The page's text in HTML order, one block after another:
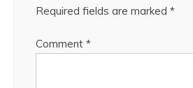
Required fields are marked *
Comment *